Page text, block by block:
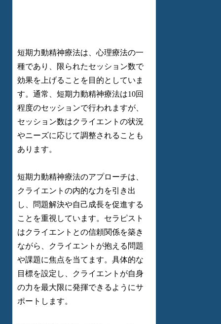
短期力動精神療法は、心理療法の一
種であり、限られたセッション数で
効果を上げることを目的としていま
す。通常、短期力動精神療法は10回
程度のセッションで行われますが、
セッション数はクライエントの状況
やニーズに応じて調整されることも
あります。
短期力動精神療法のアプローチは、
クライエントの内的な力を引き出
し、問題解決や自己成長を促進する
ことを重視しています。セラピスト
はクライエントとの信頼関係を築き
ながら、クライエントが抱える問題
や課題に焦点を当てます。具体的な
目標を設定し、クライエントが自身
の力を最大限に発揮できるようにサ
ポートします。